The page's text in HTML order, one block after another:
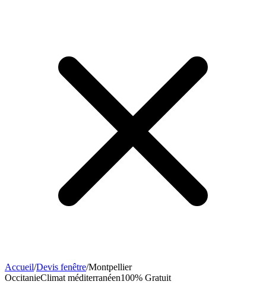
Accueil/Devis fenêtre/Montpellier
OccitanieClimat méditerranéen100% Gratuit